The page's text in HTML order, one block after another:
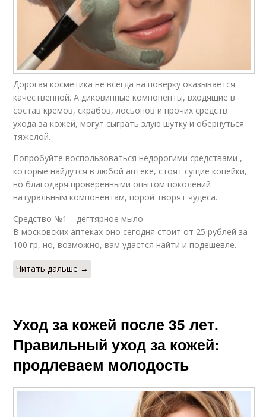
Дорогая косметика не всегда на поверку оказывается
качественной. А диковинные компоненты, входящие в
состав кремов, скрабов, лосьонов и прочих средств
ухода за кожей, могут сыграть злую шутку и обернуться
тяжелой.
Попробуйте воспользоваться недорогими средствами ,
которые найдутся в любой аптеке, стоят сущие копейки,
но благодаря проверенными опытом поколений
натуральным компонентам, порой творят чудеса.
Средство №1 – дегтярное мыло
В московских аптеках оно сегодня стоит от 25 рублей за
100 гр, но, возможно, вам удастся найти и подешевле.
Читать дальше →
Уход за кожей после 35 лет.
Правильный уход за кожей:
продлеваем молодость